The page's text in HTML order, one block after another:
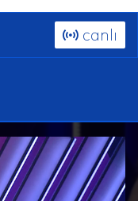
canlı